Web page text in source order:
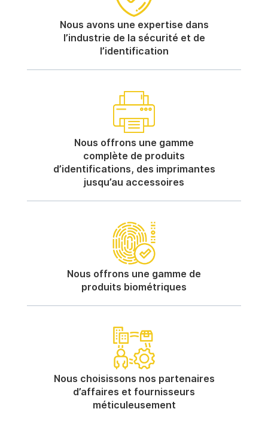
Nous avons une expertise dans
l’industrie de la sécurité et de
l’identification
Nous offrons une gamme
complète de produits
d’identifications, des imprimantes
jusqu’au accessoires
Nous offrons une gamme de
produits biométriques
Nous choisissons nos partenaires
d’affaires et fournisseurs
méticuleusement